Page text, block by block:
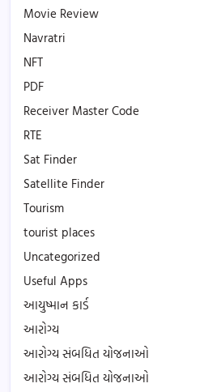
Movie Review
Navratri
NFT
PDF
Receiver Master Code
RTE
Sat Finder
Satellite Finder
Tourism
tourist places
Uncategorized
Useful Apps
આયુષ્માન કાર્ડ
આરોગ્ય
આરોગ્ય સંબધિત યોજનાઓ
આરોગ્ય સંબધિત યોજનાઓ